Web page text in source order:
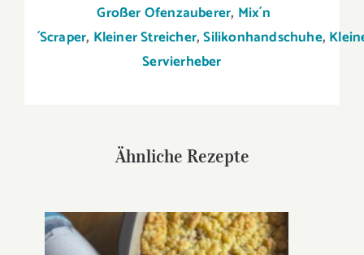
Großer Ofenzauberer, Mix´n
´Scraper, KleinerStreicher,Silikonhandschuhe,
Servierheber
Ähnliche Rezepte